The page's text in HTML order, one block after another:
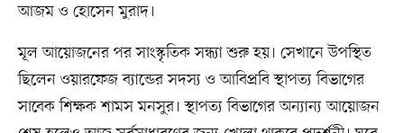
আজম ও হোসেন মুরাদ।
মূল আয়োজনের পর সাংস্কৃতিক সন্ধ্যা শুরু হয়। সেখানে উপস্থিত
ছিলেন ওয়ারফেজ ব্যান্ডের সদস্য ও আবিপ্রবি স্থাপত্য বিভাগের
সাবেক শিক্ষক শামস মনসুর। স্থাপত্য বিভাগের অন্যান্য আয়োজন